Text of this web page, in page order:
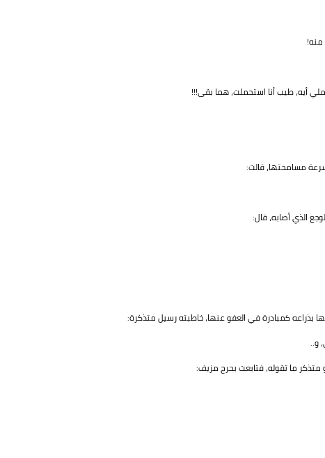
أيه، طيب أنا استحملت، هما بقى!!!
مسامحتها، قالت:
الذي أصابه، قال:
بذراعه كمبادرة في العفو عنها، خاطبته رسيل متذكرة:
و..
ما تقوله، فتابعت بحرج مزيف: